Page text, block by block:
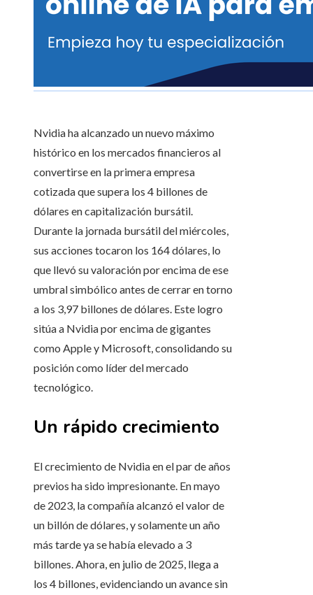
Nvidia ha alcanzado un nuevo máximo
histórico en los mercados financieros al
convertirse en la primera empresa
cotizada que supera los 4 billones de
dólares en capitalización bursátil.
Durante la jornada bursátil del miércoles,
sus acciones tocaron los 164 dólares, lo
que llevó su valoración por encima de ese
umbral simbólico antes de cerrar en torno
a los 3,97 billones de dólares. Este logro
sitúa a Nvidia por encima de gigantes
como Apple y Microsoft, consolidando su
posición como líder del mercado
tecnológico.
Un rápido crecimiento
El crecimiento de Nvidia en el par de años
previos ha sido impresionante. En mayo
de 2023, la compañía alcanzó el valor de
un billón de dólares, y solamente un año
más tarde ya se había elevado a 3
billones. Ahora, en julio de 2025, llega a
los 4 billones, evidenciando un avance sin